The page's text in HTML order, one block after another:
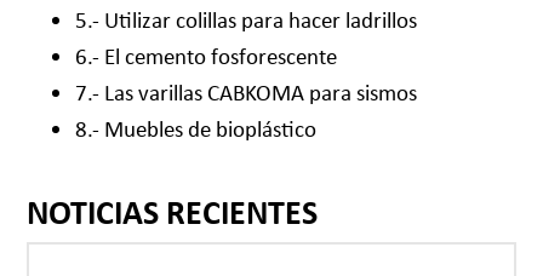
5.- Utilizar colillas para hacer ladrillos
6.- El cemento fosforescente
7.- Las varillas CABKOMA para sismos
8.- Muebles de bioplástico
NOTICIAS RECIENTES